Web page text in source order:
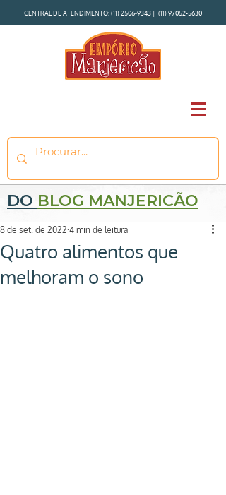
CENTRAL DE ATENDIMENTO:(11) 2506-9343 | (11) 97052-5630
DO BLOG MANJERICÃO
Quatro alimentos que
melhoram o sono
8 de set. de 2022 4 min de leitura